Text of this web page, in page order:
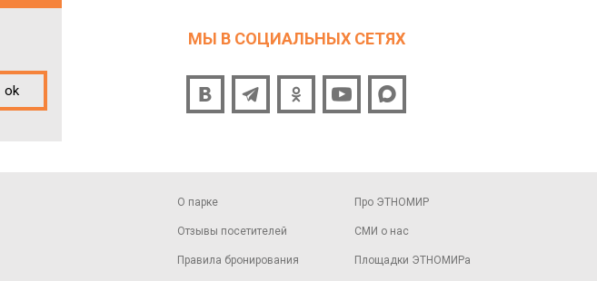
ok
МЫ В СОЦИАЛЬНЫХ СЕТЯХ
О парке
Отзывы посетителей
Правила бронирования
Про ЭТНОМИР
СМИ о нас
Площадки ЭТНОМИРа